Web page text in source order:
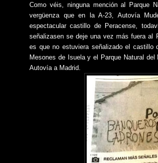
Como véis, ninguna mención al Parque
vergüenza que en la A-23, Autovía
espectacular castillo de Peracense,
señalizasen se deje una vez más fuera al
es que no estuviera señalizado el
Mesones de Isuela y el Parque Natural
Autovía a Madrid.